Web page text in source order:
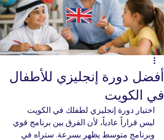
أفضل دورة إنجليزي للأطفال
في الكويت
اختيار دورة إنجليزي لطفلك في الكويت
ليس قراراً عادياً، لأن الفرق بين برنامج قوي
وبرنامج متوسط يظهر بسرعة. ستراه في